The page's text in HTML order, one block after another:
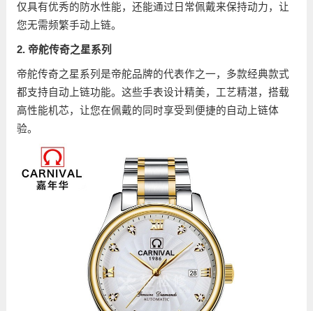
仅具有优秀的防水性能，还能通过日常佩戴来保持动力，让
您无需频繁手动上链。
2. 帝舵传奇之星系列
帝舵传奇之星系列是帝舵品牌的代表作之一，多款经典款式
都支持自动上链功能。这些手表设计精美，工艺精湛，搭载
高性能机芯，让您在佩戴的同时享受到便捷的自动上链体
验。